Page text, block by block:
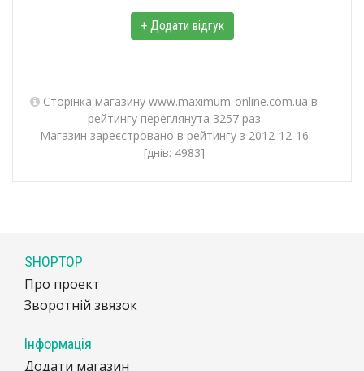
+ Додати відгук
Сторінка магазину www.maximum-online.com.ua в
рейтингу переглянута 3257 раз
Магазин зареєстровано в рейтингу з 2012-12-16
[днів: 4983]
SHOPTOP
Про проект
Зворотній звязок
Інформація
Додати магазин